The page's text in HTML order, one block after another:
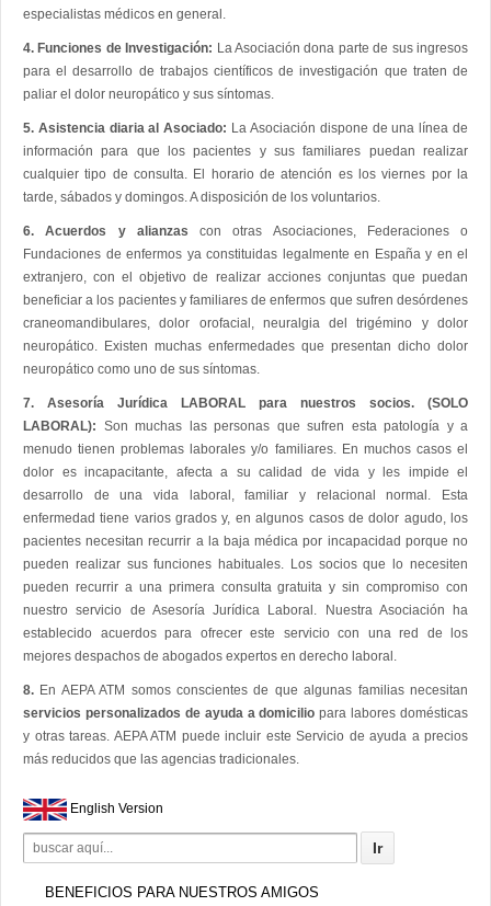
especialistas médicos en general.
4. Funciones de Investigación: La Asociación dona parte de sus ingresos
para el desarrollo de trabajos científicos de investigación que traten de
paliar el dolor neuropático y sus síntomas.
5. Asistencia diaria al Asociado: La Asociación dispone de una línea de
información para que los pacientes y sus familiares puedan realizar
cualquier tipo de consulta. El horario de atención es los viernes por la
tarde, sábados y domingos. A disposición de los voluntarios.
6. Acuerdos y alianzas con otras Asociaciones, Federaciones o
Fundaciones de enfermos ya constituidas legalmente en España y en el
extranjero, con el objetivo de realizar acciones conjuntas que puedan
beneficiar a los pacientes y familiares de enfermos que sufren desórdenes
craneomandibulares, dolor orofacial, neuralgia del trigémino y dolor
neuropático. Existen muchas enfermedades que presentan dicho dolor
neuropático como uno de sus síntomas.
7. Asesoría Jurídica LABORAL para nuestros socios. (SOLO
LABORAL): Son muchas las personas que sufren esta patología y a
menudo tienen problemas laborales y/o familiares. En muchos casos el
dolor es incapacitante, afecta a su calidad de vida y les impide el
desarrollo de una vida laboral, familiar y relacional normal. Esta
enfermedad tiene varios grados y, en algunos casos de dolor agudo, los
pacientes necesitan recurrir a la baja médica por incapacidad porque no
pueden realizar sus funciones habituales. Los socios que lo necesiten
pueden recurrir a una primera consulta gratuita y sin compromiso con
nuestro servicio de Asesoría Jurídica Laboral. Nuestra Asociación ha
establecido acuerdos para ofrecer este servicio con una red de los
mejores despachos de abogados expertos en derecho laboral.
8. En AEPA ATM somos conscientes de que algunas familias necesitan
servicios personalizados de ayuda a domicilio para labores domésticas
y otras tareas. AEPA ATM puede incluir este Servicio de ayuda a precios
más reducidos que las agencias tradicionales.
English Version
Search
for:
BENEFICIOS PARA NUESTROS AMIGOS